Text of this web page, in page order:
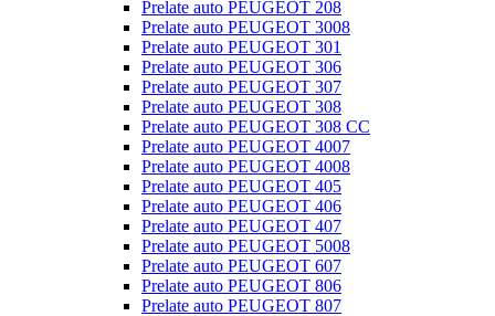
Prelate auto PEUGEOT 208
Prelate auto PEUGEOT 3008
Prelate auto PEUGEOT 301
Prelate auto PEUGEOT 306
Prelate auto PEUGEOT 307
Prelate auto PEUGEOT 308
Prelate auto PEUGEOT 308 CC
Prelate auto PEUGEOT 4007
Prelate auto PEUGEOT 4008
Prelate auto PEUGEOT 405
Prelate auto PEUGEOT 406
Prelate auto PEUGEOT 407
Prelate auto PEUGEOT 5008
Prelate auto PEUGEOT 607
Prelate auto PEUGEOT 806
Prelate auto PEUGEOT 807